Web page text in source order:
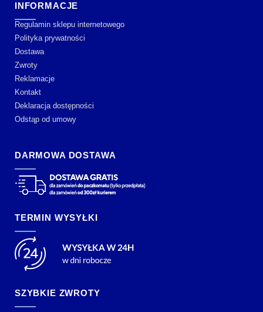
INFORMACJE
Regulamin sklepu internetowego
Polityka prywatności
Dostawa
Zwroty
Reklamacje
Kontakt
Deklaracja dostępności
Odstąp od umowy
DARMOWA DOSTAWA
TERMIN WYSYŁKI
SZYBKIE ZWROTY